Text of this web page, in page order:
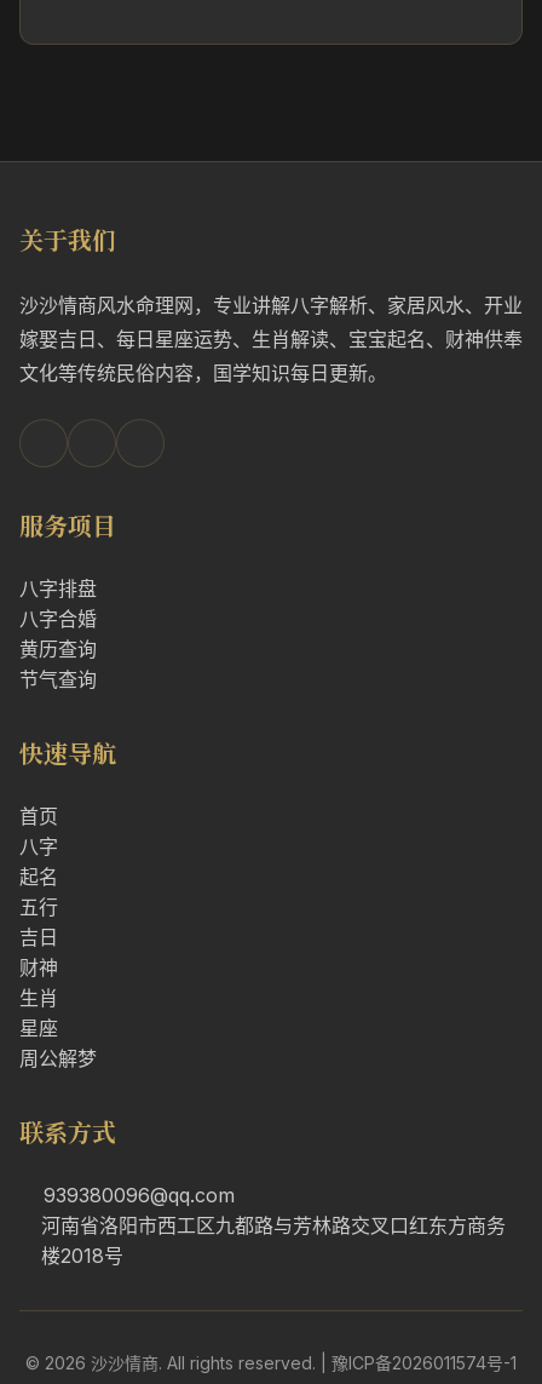
关于我们
沙沙情商风水命理网，专业讲解八字解析、家居风水、开业
嫁娶吉日、每日星座运势、生肖解读、宝宝起名、财神供奉
文化等传统民俗内容，国学知识每日更新。
服务项目
八字排盘
八字合婚
黄历查询
节气查询
快速导航
首页
八字
起名
五行
吉日
财神
生肖
星座
周公解梦
联系方式
939380096@qq.com
河南省洛阳市西工区九都路与芳林路交叉口红东方商务
楼2018号
© 2026 沙沙情商. All rights reserved. | 豫ICP备2026011574号-1